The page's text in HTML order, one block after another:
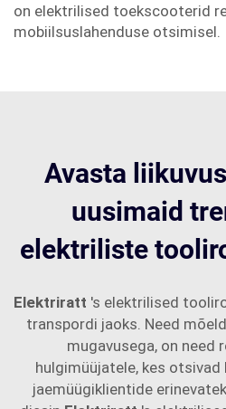
on elektrilised toekscooterid
mobiilsuslahenduse otsimisel.
Avasta
uusimaid
elektriliste
Elektriratt 's elektrilised
transpordi jaoks. Need
mugavusega, on need
hulgimüüjatele, kes
jaemüügiklientide